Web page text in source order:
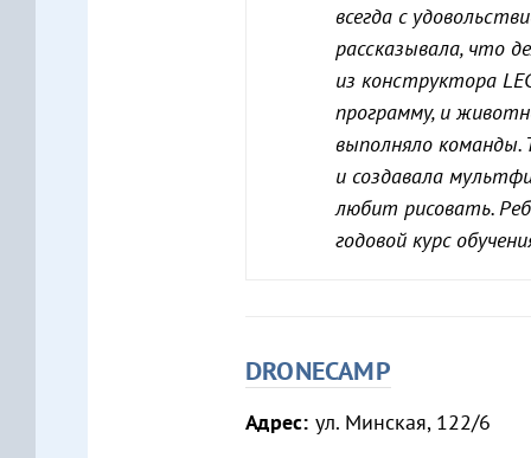
всегда с
рассказывала, что
из конструктора
программу, и
выполняло команды.
и создавала
любит рисовать.
годовой курс
DRONECAMP
Адрес: ул. Минская, 122/6